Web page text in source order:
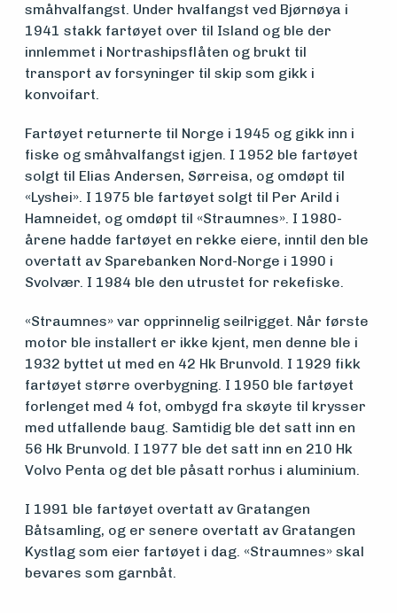
Vern,
vedlikehold
og drift
Om
foreningen
Aktuelt
Arrangementer
småhvalfangst. Under hvalfangst ved Bjørnøya i
1941 stakk fartøyet over til Island og ble der
innlemmet i Nortrashipsflåten og brukt til
transport av forsyninger til skip som gikk i
konvoifart.
Fartøyet returnerte til Norge i 1945 og gikk inn i
fiske og småhvalfangst igjen. I 1952 ble fartøyet
solgt til Elias Andersen, Sørreisa, og omdøpt til
«Lyshei». I 1975 ble fartøyet solgt til Per Arild i
Hamneidet, og omdøpt til «Straumnes». I 1980-
årene hadde fartøyet en rekke eiere, inntil den ble
overtatt av Sparebanken Nord-Norge i 1990 i
Svolvær. I 1984 ble den utrustet for rekefiske.
«Straumnes» var opprinnelig seilrigget. Når første
motor ble installert er ikke kjent, men denne ble i
1932 byttet ut med en 42 Hk Brunvold. I 1929 fikk
fartøyet større overbygning. I 1950 ble fartøyet
forlenget med 4 fot, ombygd fra skøyte til krysser
med utfallende baug. Samtidig ble det satt inn en
56 Hk Brunvold. I 1977 ble det satt inn en 210 Hk
Volvo Penta og det ble påsatt rorhus i aluminium.
I 1991 ble fartøyet overtatt av Gratangen
Båtsamling, og er senere overtatt av Gratangen
Kystlag som eier fartøyet i dag. «Straumnes» skal
bevares som garnbåt.